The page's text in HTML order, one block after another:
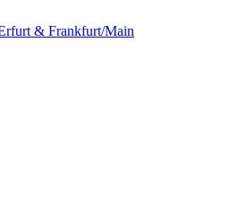
& Frankfurt/Main